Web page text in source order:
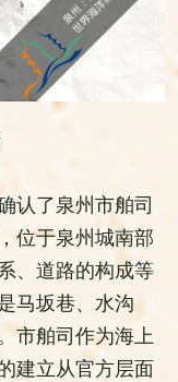
了泉州市舶司
位于泉州城南部
、道路的构成等
马坂巷、水沟
市舶司作为海上
建立从官方层面